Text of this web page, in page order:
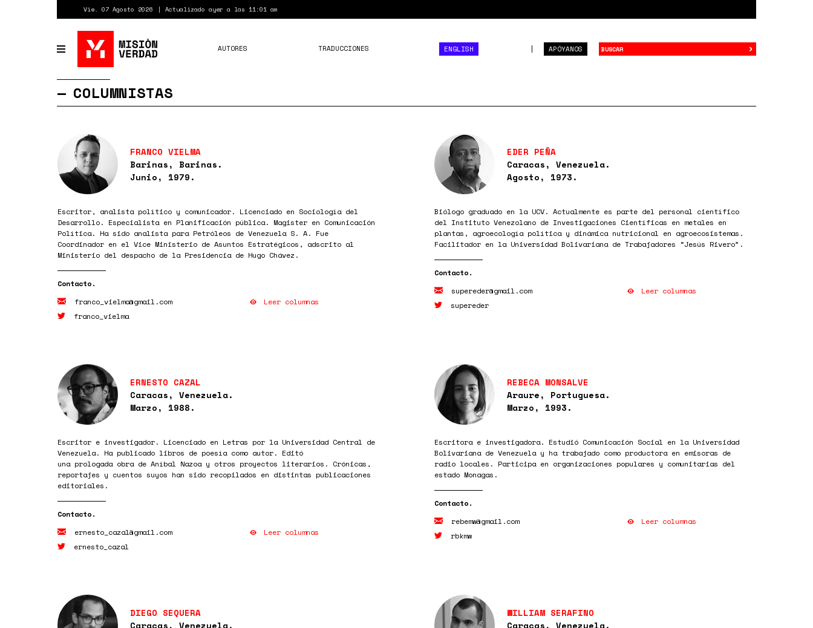
Vie. 07 Agosto 2026 Actualizado ayer a las 11:01 am
Toggle
navigation
APÓYANOS
AUTORES TRADUCCIONES ENGLISH ›
COLUMNISTAS
FRANCO VIELMA
Barinas, Barinas.
Junio, 1979.
Escritor, analista político y comunicador. Licenciado en Sociología del
Desarrollo. Especialista en Planificación pública. Magister en Comunicación
Política. Ha sido analista para Petróleos de Venezuela S. A. Fue
Coordinador en el Vice Ministerio de Asuntos Estratégicos, adscrito al
Ministerio del despacho de la Presidencia de Hugo Chávez.
franco_vielma@gmail.com
franco_vielma
Leer columnas
EDER PEÑA
Caracas, Venezuela.
Agosto, 1973.
Biólogo graduado en la UCV. Actualmente es parte del personal científico
del Instituto Venezolano de Investigaciones Científicas en metales en
plantas, agroecología política y dinámica nutricional en agroecosistemas.
Facilitador en la Universidad Bolivariana de Trabajadores “Jesús Rivero”.
supereder@gmail.com
supereder
Leer columnas
ERNESTO CAZAL
Caracas, Venezuela.
Marzo, 1988.
Escritor e investigador. Licenciado en Letras por la Universidad Central de
Venezuela. Ha publicado libros de poesía como autor. Editó
una prologada obra de Aníbal Nazoa y otros proyectos literarios. Crónicas,
reportajes y cuentos suyos han sido recopilados en distintas publicaciones
editoriales.
ernesto_cazal@gmail.com
ernesto_cazal
Leer columnas
REBECA MONSALVE
Araure, Portuguesa.
Marzo, 1993.
Escritora e investigadora. Estudió Comunicación Social en la Universidad
Bolivariana de Venezuela y ha trabajado como productora en emisoras de
radio locales. Participa en organizaciones populares y comunitarias del
estado Monagas.
rebemw@gmail.com
rbkmw
Leer columnas
DIEGO SEQUERA
Caracas, Venezuela.
WILLIAM SERAFINO
Caracas, Venezuela.